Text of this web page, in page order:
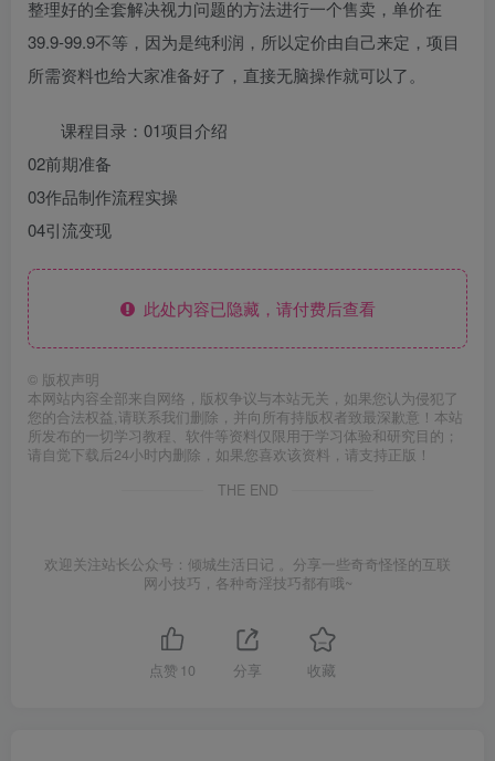
整理好的全套解决视力问题的方法进行一个售卖，单价在
39.9-99.9不等，因为是纯利润，所以定价由自己来定，项目
所需资料也给大家准备好了，直接无脑操作就可以了。
课程目录：01项目介绍
02前期准备
03作品制作流程实操
04引流变现
此处内容已隐藏，请付费后查看
© 版权声明
本网站内容全部来自网络，版权争议与本站无关，如果您认为侵犯了
您的合法权益,请联系我们删除，并向所有持版权者致最深歉意！本站
所发布的一切学习教程、软件等资料仅限用于学习体验和研究目的；
请自觉下载后24小时内删除，如果您喜欢该资料，请支持正版！
THE END
欢迎关注站长公众号：倾城生活日记 。分享一些奇奇怪怪的互联
网小技巧，各种奇淫技巧都有哦~
点赞 10 分享 收藏